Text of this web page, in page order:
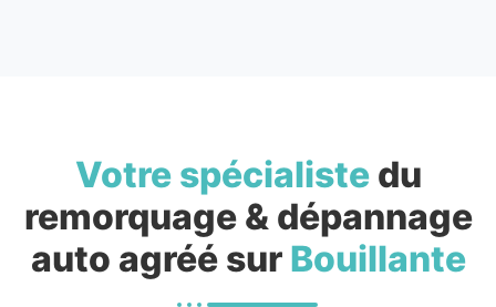
Votre spécialistedu
remorquage & dépannage
auto agréé sur Bouillante